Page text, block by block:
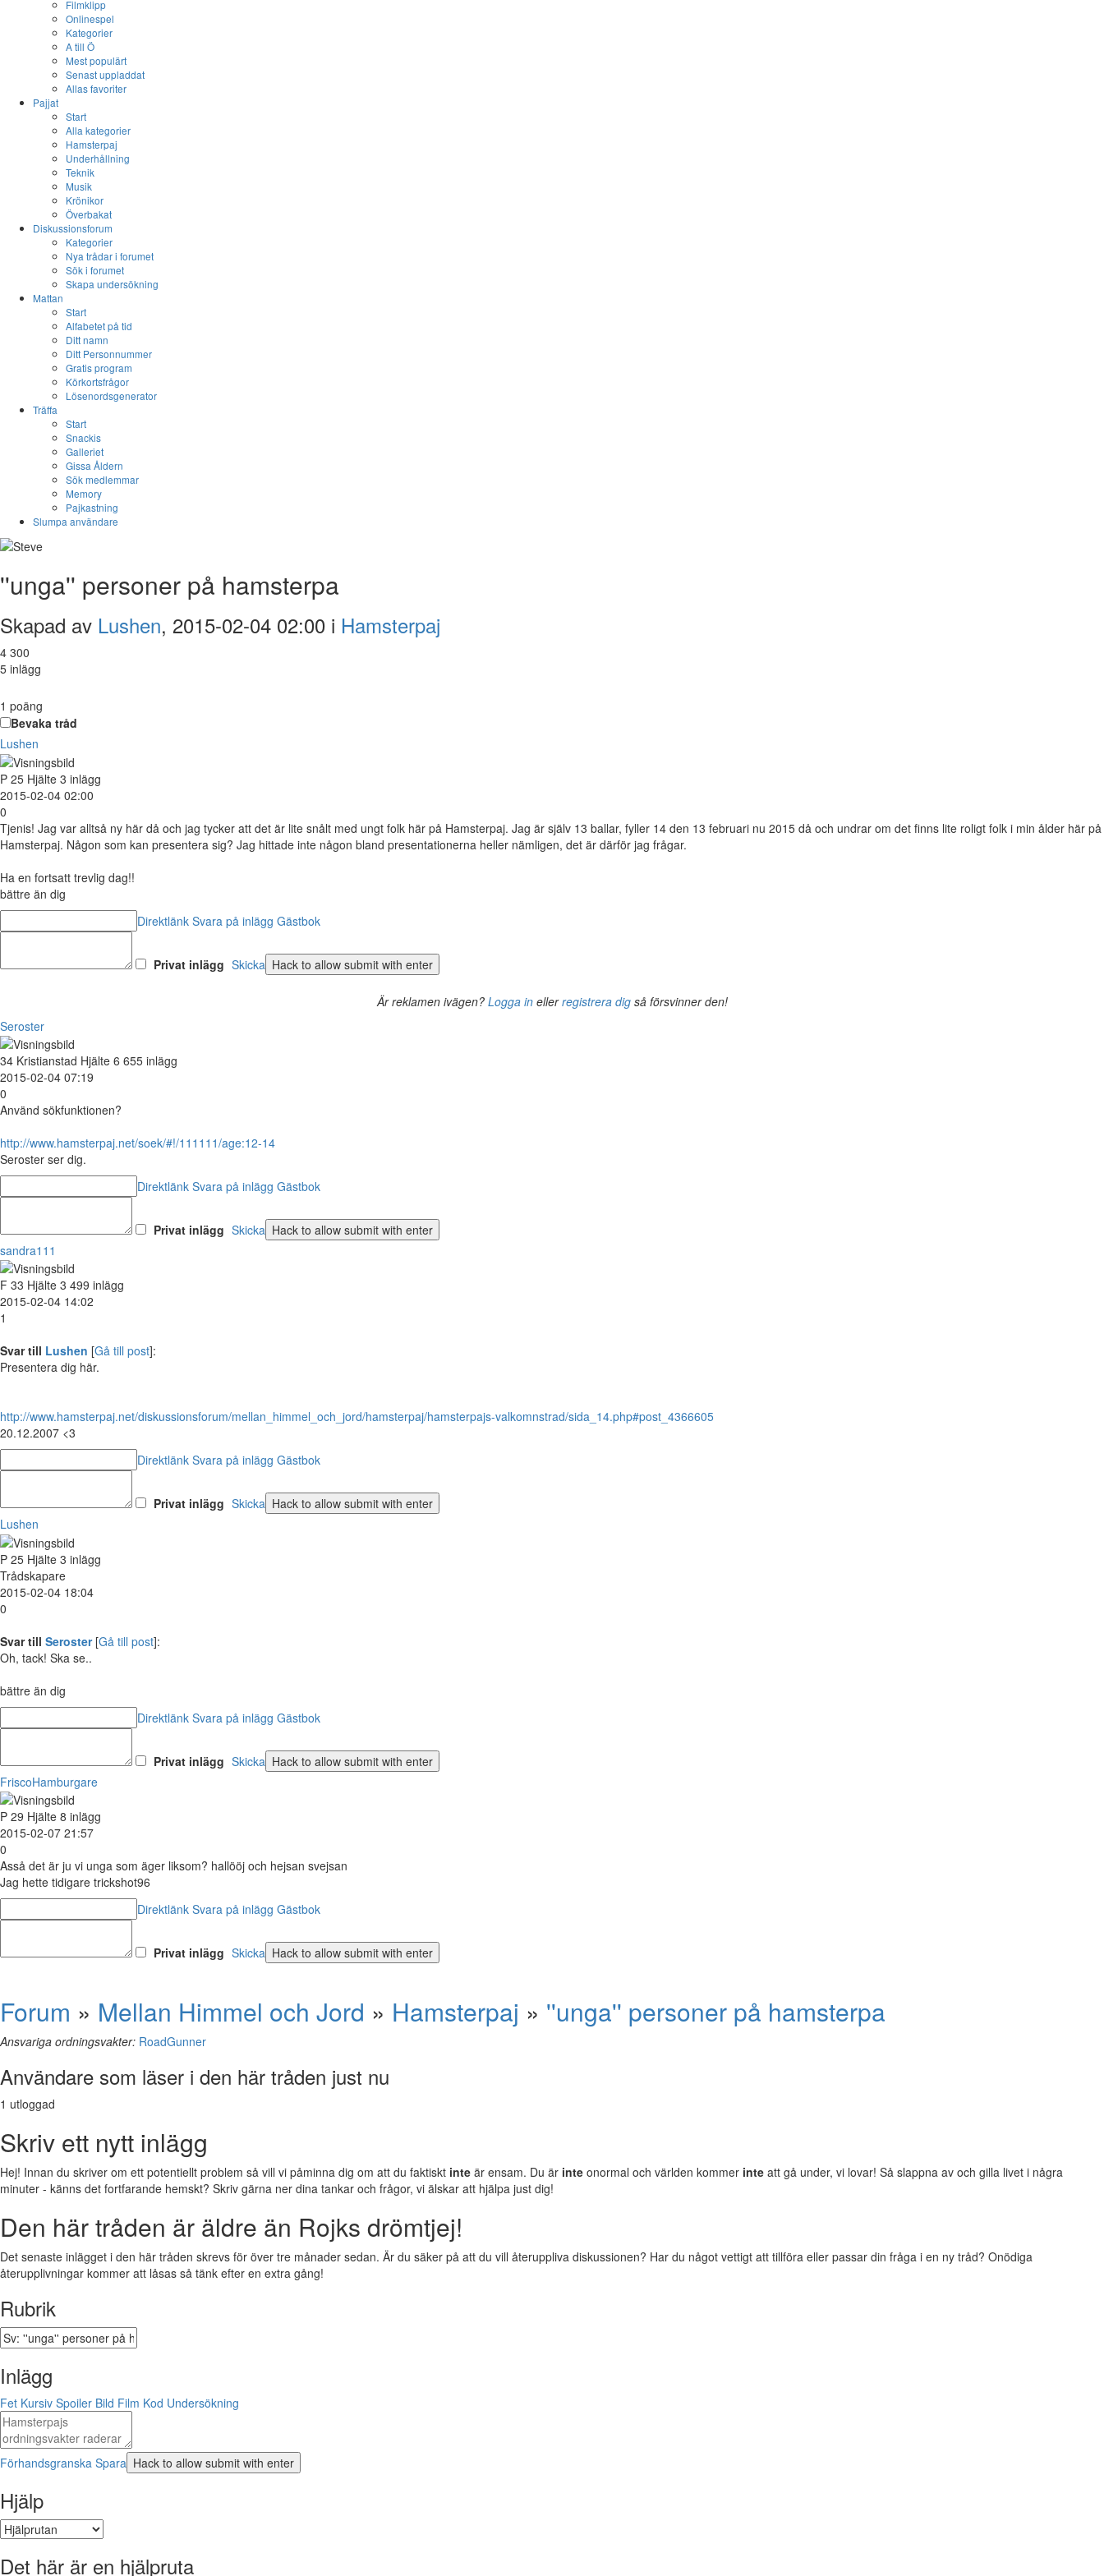
Filmklipp
Onlinespel
Kategorier
A till Ö
Mest populärt
Senast uppladdat
Allas favoriter
Pajjat
Start
Alla kategorier
Hamsterpaj
Underhållning
Teknik
Musik
Krönikor
Överbakat
Diskussionsforum
Kategorier
Nya trådar i forumet
Sök i forumet
Skapa undersökning
Mattan
Start
Alfabetet på tid
Ditt namn
Ditt Personnummer
Gratis program
Körkortsfrågor
Lösenordsgenerator
Träffa
Start
Snackis
Galleriet
Gissa Åldern
Sök medlemmar
Memory
Pajkastning
Slumpa användare
''unga'' personer på hamsterpa
Skapad av Lushen, 2015-02-04 02:00 i Hamsterpaj
4 300
5 inlägg
1 poäng
Bevaka tråd
Lushen
P 25 Hjälte 3 inlägg
2015-02-04 02:00
0
Tjenis! Jag var alltså ny här då och jag tycker att det är lite snålt med ungt folk här på Hamsterpaj. Jag är själv 13 ballar, fyller 14 den 13 februari nu 2015 då och undrar om det finns lite roligt folk i min ålder här på
Hamsterpaj. Någon som kan presentera sig? Jag hittade inte någon bland presentationerna heller nämligen, det är därför jag frågar.
Ha en fortsatt trevlig dag!!
bättre än dig
Direktlänk Svara på inlägg Gästbok
Privat inlägg Skicka
Är reklamen ivägen? Logga inellerregistrera digså försvinner den!
Seroster
34 Kristianstad Hjälte 6 655 inlägg
2015-02-04 07:19
0
Använd sökfunktionen?
http://www.hamsterpaj.net/soek/#!/111111/age:12-14
Seroster ser dig.
Direktlänk Svara på inlägg Gästbok
Privat inlägg Skicka
sandra111
F 33 Hjälte 3 499 inlägg
2015-02-04 14:02
1
Svar till Lushen [Gå till post]:
Presentera dig här.
http://www.hamsterpaj.net/diskussionsforum/mellan_himmel_och_jord/hamsterpaj/hamsterpajs-valkomnstrad/sida_14.php#post_4366605
20.12.2007 <3
Direktlänk Svara på inlägg Gästbok
Privat inlägg Skicka
Lushen
P 25 Hjälte 3 inlägg
Trådskapare
2015-02-04 18:04
0
Svar till Seroster[Gå till post]:
Oh, tack! Ska se..
bättre än dig
Direktlänk Svara på inlägg Gästbok
Privat inlägg Skicka
FriscoHamburgare
P 29 Hjälte 8 inlägg
2015-02-07 21:57
0
Asså det är ju vi unga som äger liksom? hallööj och hejsan svejsan
Jag hette tidigare trickshot96
Direktlänk Svara på inlägg Gästbok
Privat inlägg Skicka
Forum » Mellan Himmel och Jord » Hamsterpaj » ''unga'' personer på hamsterpa
Ansvariga ordningsvakter: RoadGunner
Användare som läser i den här tråden just nu
1 utloggad
Skriv ett nytt inlägg
Hej! Innan du skriver om ett potentiellt problem så vill vi påminna dig om att du faktiskt inte är ensam. Du är inte onormal och världen kommer inte att gå under, vi lovar! Så slappna av och gilla livet i några
minuter - känns det fortfarande hemskt? Skriv gärna ner dina tankar och frågor, vi älskar att hjälpa just dig!
Den här tråden är äldre än Rojks drömtjej!
Det senaste inlägget i den här tråden skrevs för över tre månader sedan. Är du säker på att du vill återuppliva diskussionen? Har du något vettigt att tillföra eller passar din fråga i en ny tråd? Onödiga
återupplivningar kommer att låsas så tänk efter en extra gång!
Rubrik
Inlägg
Fet Kursiv Spoiler Bild Film Kod Undersökning
Förhandsgranska Spara
Hjälp
Det här är en hjälpruta